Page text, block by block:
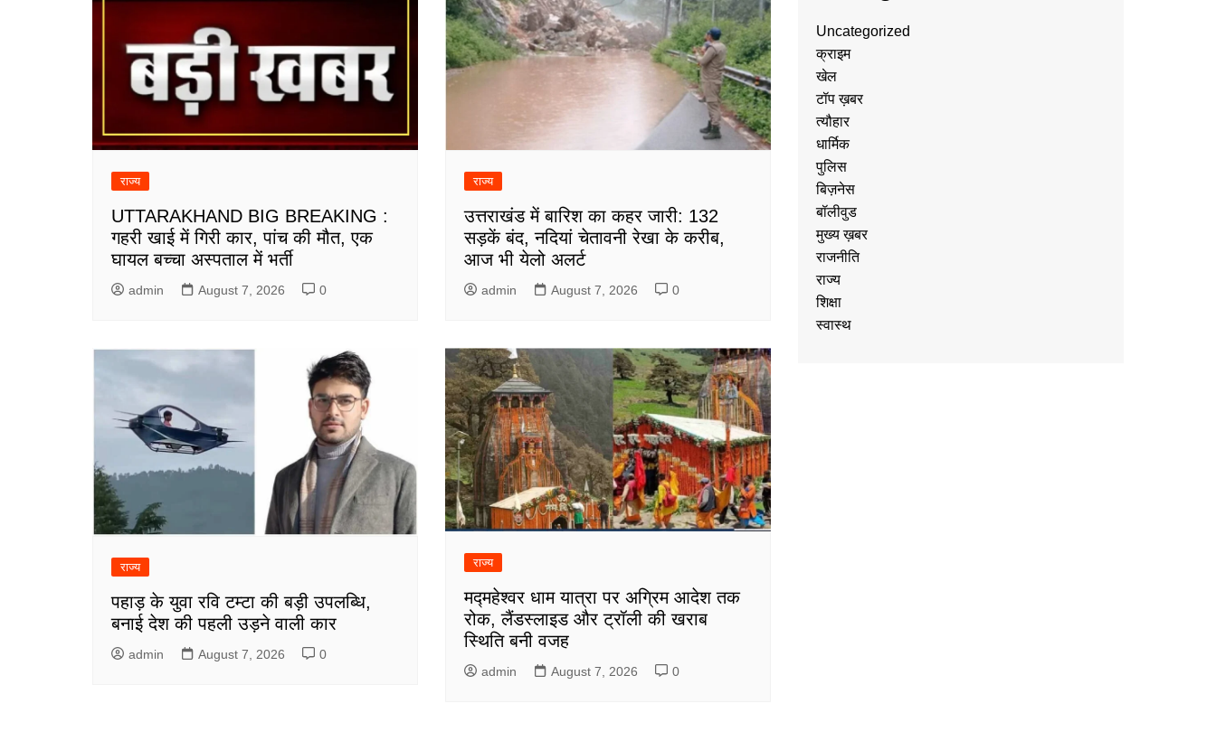
राज्य
UTTARAKHAND BIG BREAKING :
गहरी खाई में गिरी कार, पांच की मौत, एक
घायल बच्चा अस्पताल में भर्ती
admin August 7, 2026 0
राज्य
उत्तराखंड में बारिश का कहर जारी: 132
सड़कें बंद, नदियां चेतावनी रेखा के करीब,
आज भी येलो अलर्ट
admin August 7, 2026 0
राज्य
पहाड़ के युवा रवि टम्टा की बड़ी उपलब्धि,
बनाई देश की पहली उड़ने वाली कार
admin August 7, 2026 0
राज्य
मद्महेश्वर धाम यात्रा पर अग्रिम आदेश तक
रोक, लैंडस्लाइड और ट्रॉली की खराब
स्थिति बनी वजह
admin August 7, 2026 0
Uncategorized
क्राइम
खेल
टॉप ख़बर
त्यौहार
धार्मिक
पुलिस
बिज़नेस
बॉलीवुड
मुख्य ख़बर
राजनीति
राज्य
शिक्षा
स्वास्थ